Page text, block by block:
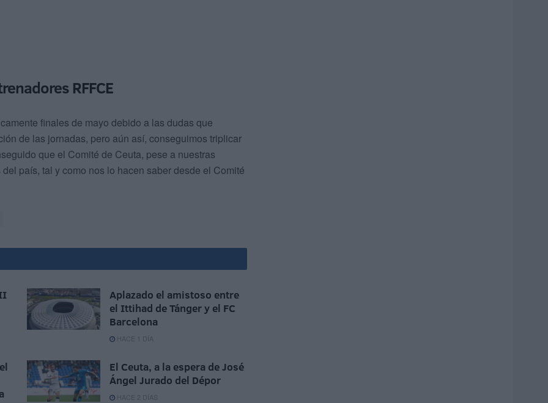
RFFCE
finales de mayo debido a las dudas que
de las jornadas, pero aún así, conseguimos triplicar
que el Comité de Ceuta, pese a nuestras
país, tal y como nos lo hacen saber desde el Comité
Aplazado el amistoso entre
el Ittihad de Tánger y el FC
Barcelona
HACE 1 DÍA
El Ceuta, a la espera de José
Ángel Jurado del Dépor
HACE 2 DÍAS